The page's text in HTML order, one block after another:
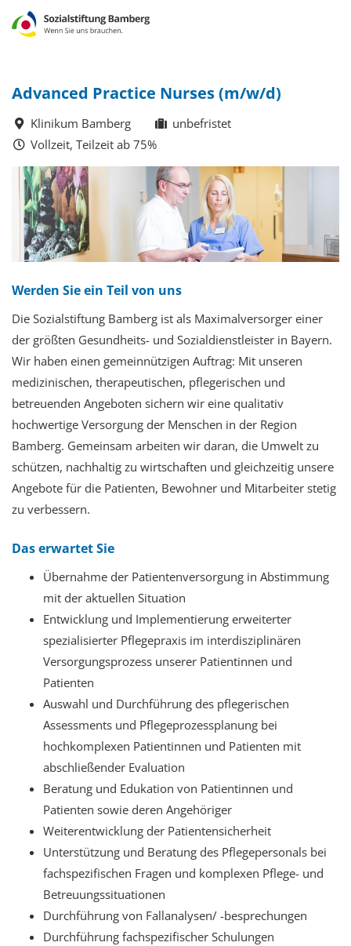
Advanced Practice Nurses (m/w/d)
Klinikum Bamberg
unbefristet
Vollzeit, Teilzeit ab 75%
Werden Sie ein Teil von uns
Die Sozialstiftung Bamberg ist als Maximalversorger einer
der größten Gesundheits- und Sozialdienstleister in Bayern.
Wir haben einen gemeinnützigen Auftrag: Mit unseren
medizinischen, therapeutischen, pflegerischen und
betreuenden Angeboten sichern wir eine qualitativ
hochwertige Versorgung der Menschen in der Region
Bamberg. Gemeinsam arbeiten wir daran, die Umwelt zu
schützen, nachhaltig zu wirtschaften und gleichzeitig unsere
Angebote für die Patienten, Bewohner und Mitarbeiter stetig
zu verbessern.
Das erwartet Sie
Übernahme der Patientenversorgung in Abstimmung
mit der aktuellen Situation
Entwicklung und Implementierung erweiterter
spezialisierter Pflegepraxis im interdisziplinären
Versorgungsprozess unserer Patientinnen und
Patienten
Auswahl und Durchführung des pflegerischen
Assessments und Pflegeprozessplanung bei
hochkomplexen Patientinnen und Patienten mit
abschließender Evaluation
Beratung und Edukation von Patientinnen und
Patienten sowie deren Angehöriger
Weiterentwicklung der Patientensicherheit
Unterstützung und Beratung des Pflegepersonals bei
fachspezifischen Fragen und komplexen Pflege- und
Betreuungssituationen
Durchführung von Fallanalysen/ -besprechungen
Durchführung fachspezifischer Schulungen